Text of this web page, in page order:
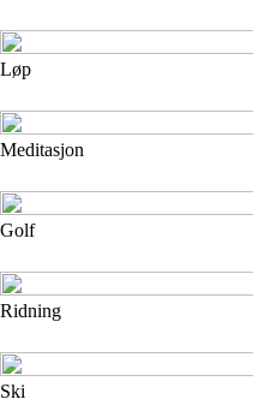
Løp
Meditasjon
Golf
Ridning
Ski